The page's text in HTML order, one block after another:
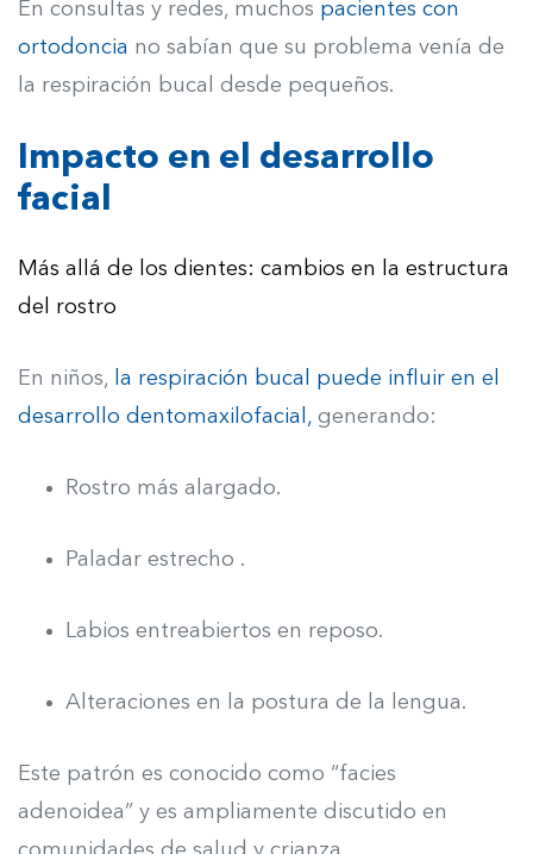
En consultas y redes, muchos pacientes con
ortodoncia no sabían que su problema venía de
la respiración bucal desde pequeños.
Impacto en el desarrollo
facial
Más allá de los dientes: cambios en la estructura
del rostro
En niños,
la respiración bucal puede influir en el
desarrollo dentomaxilofacial, generando:
Rostro más alargado.
Paladar estrecho .
Labios entreabiertos en reposo.
Alteraciones en la postura de la lengua.
Este patrón es conocido como “facies
adenoidea” y es ampliamente discutido en